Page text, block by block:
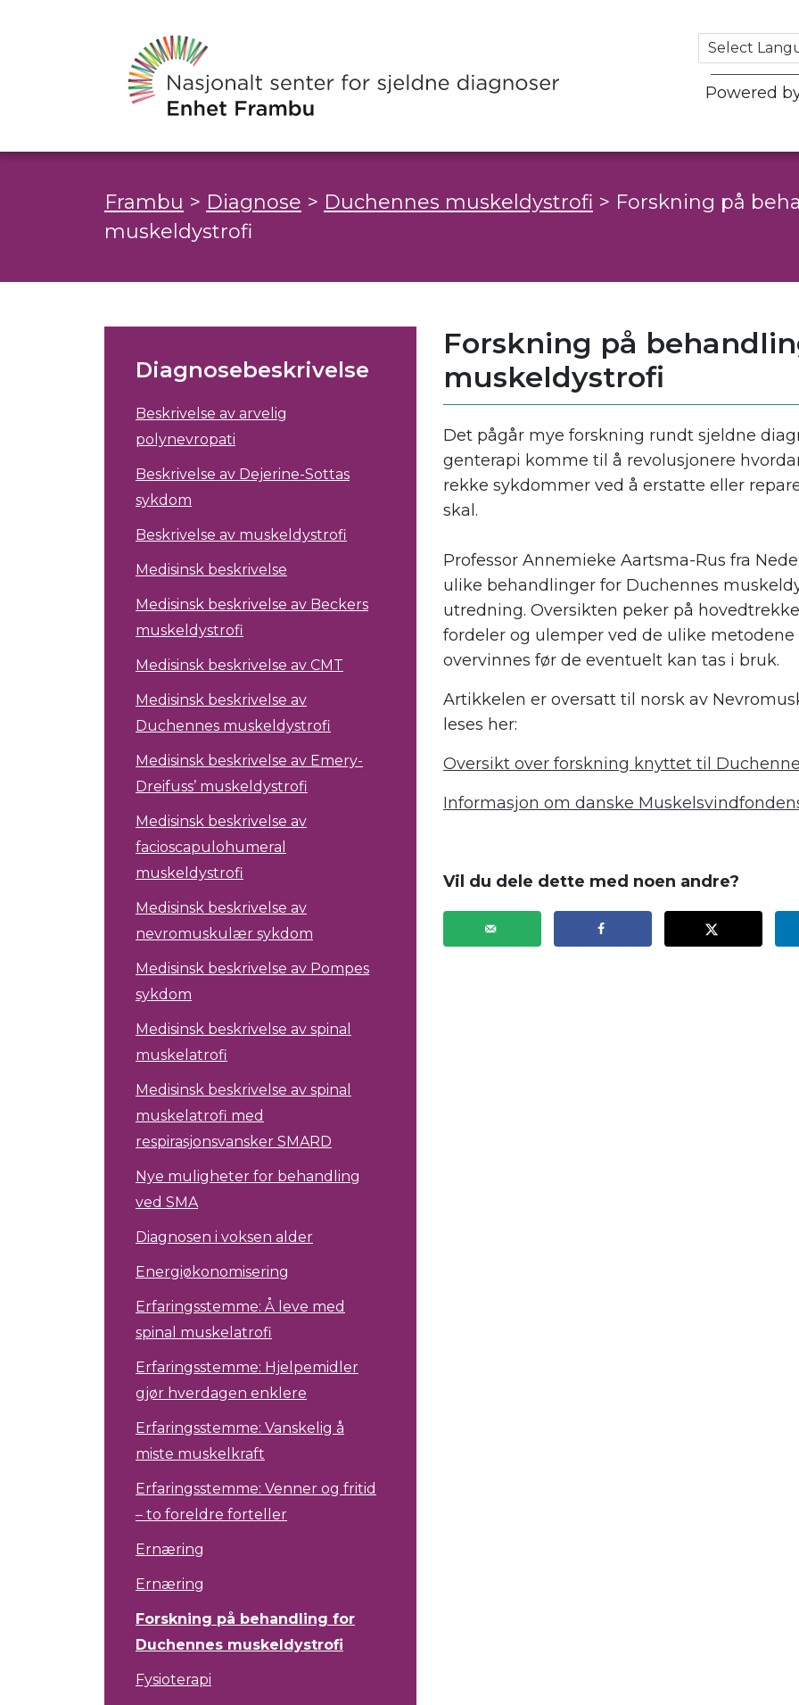
Powered
Frambu > Diagnose > Duchennes muskeldystrofi > Forskning på
muskeldystrofi
Diagnosebeskrivelse
Beskrivelse av arvelig
polynevropati
Beskrivelse av Dejerine-Sottas
sykdom
Beskrivelse av muskeldystrofi
Medisinsk beskrivelse
Medisinsk beskrivelse av Beckers
muskeldystrofi
Medisinsk beskrivelse av CMT
Medisinsk beskrivelse av
Duchennes muskeldystrofi
Medisinsk beskrivelse av Emery-
Dreifuss’ muskeldystrofi
Medisinsk beskrivelse av
facioscapulohumeral
muskeldystrofi
Medisinsk beskrivelse av
nevromuskulær sykdom
Medisinsk beskrivelse av Pompes
sykdom
Medisinsk beskrivelse av spinal
muskelatrofi
Medisinsk beskrivelse av spinal
muskelatrofi med
respirasjonsvansker SMARD
Nye muligheter for behandling
ved SMA
Diagnosen i voksen alder
Energiøkonomisering
Erfaringsstemme: Å leve med
spinal muskelatrofi
Erfaringsstemme: Hjelpemidler
gjør hverdagen enklere
Erfaringsstemme: Vanskelig å
miste muskelkraft
Erfaringsstemme: Venner og fritid
– to foreldre forteller
Ernæring
Ernæring
Forskning på behandling for
Duchennes muskeldystrofi
Fysioterapi
Forskning på
muskeldystrofi
Det pågår mye forskning rundt sjeldne
genterapi komme til å revolusjonere
rekke sykdommer ved å erstatte eller
skal.
Professor Annemieke Aartsma-Rus fra
ulike behandlinger for Duchennes
utredning. Oversikten peker på
fordeler og ulemper ved de ulike
overvinnes før de eventuelt kan tas i bruk.
Artikkelen er oversatt til norsk av
leses her:
Oversikt over forskning knyttet til
Informasjon om danske
Vil du dele dette med noen andre?